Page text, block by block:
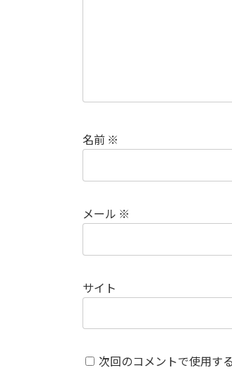
名前 ※
メール ※
サイト
次回のコメントで使用す